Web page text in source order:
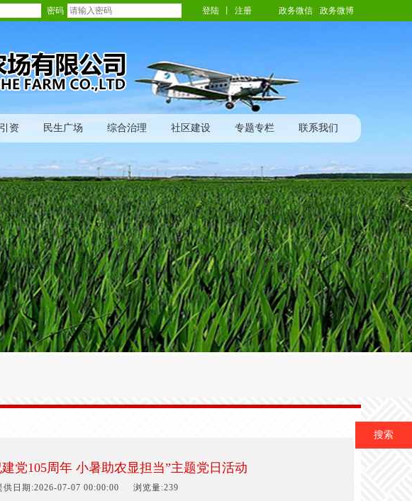
密码 登陆 注册 政务微信 政务微博
资 民生广场 综合治理 社区建设 专题专栏 联系我们
党105周年 小暑助农显担当”主题党日活动
供日期:2026-07-07 00:00:00 浏览量:239
搜索